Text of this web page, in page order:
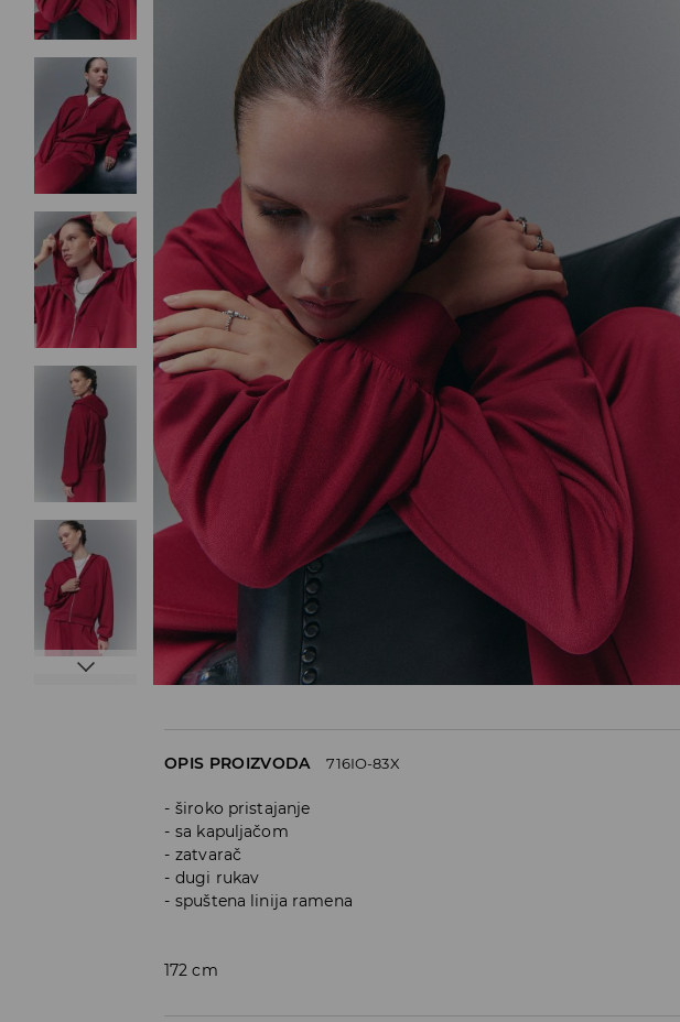
OPIS PROIZVODA 716IO-83X
široko pristajanje
sa kapuljačom
zatvarač
dugi rukav
spuštena linija ramena
172 cm